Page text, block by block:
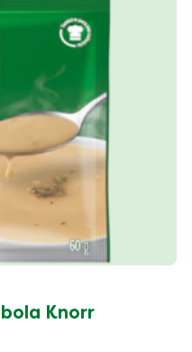
Knorr